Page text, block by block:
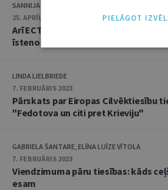
SANNIJA MATULE
25. APRĪLIS 2023
Arī ECT apstiprina problēmas
īstenošanā Latvijā
LINDA LIELBRIEDE
7. FEBRUĀRIS 2023
Pārskats par Eiropas Cilvēktiesību
"Fedotova un citi pret Krieviju"
GABRIELA ŠANTARE, ELĪNA LUĪZE VĪTOLA
7. FEBRUĀRIS 2023
Viendzimuma pāru tiesības: kāds
esam
PIELĀGOT